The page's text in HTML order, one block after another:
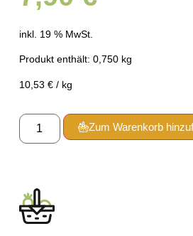
inkl. 19 % MwSt.
Produkt enthält: 0,750 kg
10,53 €/ kg
Zum Warenkorb